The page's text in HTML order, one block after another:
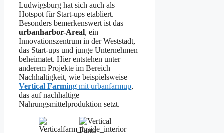
Ludwigsburg hat sich auch als
Hotspot für Start-ups etabliert.
Besonders bemerkenswert ist das
urbanharbor-Areal, ein
Innovationszentrum in der Weststadt,
das Start-ups und junge Unternehmen
beheimatet. Hier entstehen unter
anderem Projekte im Bereich
Nachhaltigkeit, wie beispielsweise
Vertical Farming mit urbanfarmup,
das auf nachhaltige
Nahrungsmittelproduktion setzt.